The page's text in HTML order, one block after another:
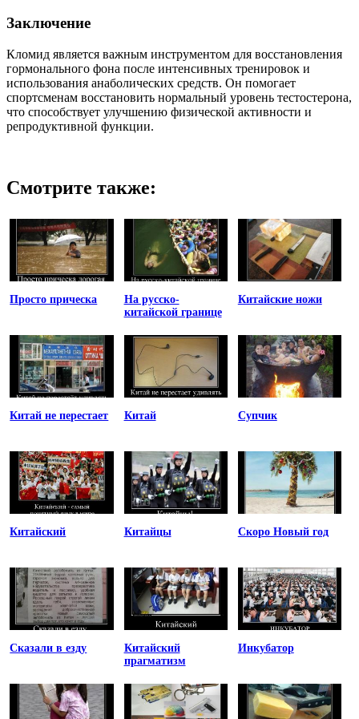
Заключение
Кломид является важным инструментом для восстановления
гормонального фона после интенсивных тренировок и
использования анаболических средств. Он помогает
спортсменам восстановить нормальный уровень тестостерона,
что способствует улучшению физической активности и
репродуктивной функции.
Смотрите также:
Просто прическа
На русско-
китайской границе
Китайские ножи
Китай не перестает Китай Супчик
Китайский Китайцы Скоро Новый год
Сказали в езду
Китайский
прагматизм
Инкубатор